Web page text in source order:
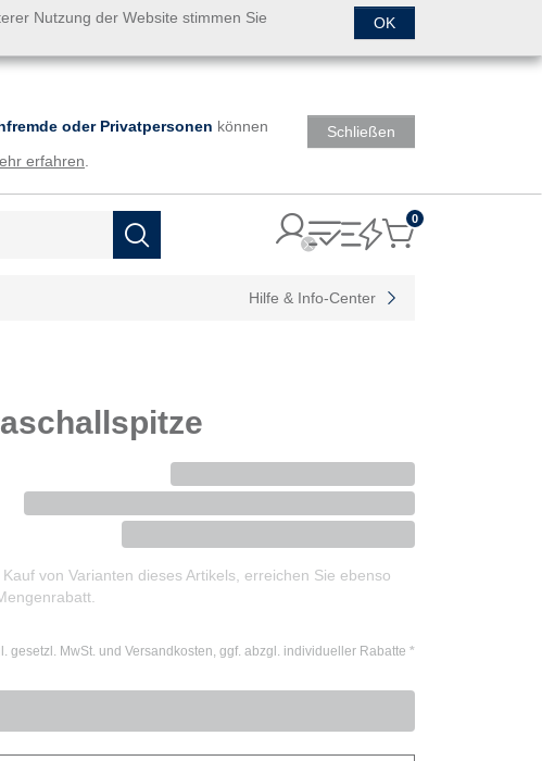
Nutzung der Website stimmen Sie
OK
oder Privatpersonen können
erfahren
Schließen
Suchen
0Items
Hilfe & Info-Center
Kauf von Varianten dieses Artikels, erreichen Sie ebenso
gesetzl. MwSt. und Versandkosten, ggf. abzgl. individueller Rabatte *